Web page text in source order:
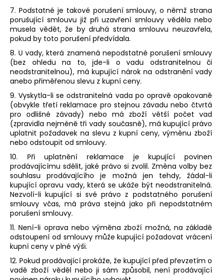
7. Podstatné je takové porušení smlouvy, o němž strana
porušující smlouvu již při uzavření smlouvy věděla nebo
musela vědět, že by druhá strana smlouvu neuzavřela,
pokud by toto porušení předvídala.
8. U vady, která znamená nepodstatné porušení smlouvy
(bez ohledu na to, jde-li o vadu odstranitelnou či
neodstranitelnou), má kupující nárok na odstranění vady
anebo přiměřenou slevu z kupní ceny.
9. Vyskytla-li se odstranitelná vada po opravě opakovaně
(obvykle třetí reklamace pro stejnou závadu nebo čtvrtá
pro odlišné závady) nebo má zboží větší počet vad
(zpravidla nejméně tři vady současně), má kupující právo
uplatnit požadavek na slevu z kupní ceny, výměnu zboží
nebo odstoupit od smlouvy.
10. Při uplatnění reklamace je kupující povinen
prodávajícímu sdělit, jaké právo si zvolil. Změna volby bez
souhlasu prodávajícího je možná jen tehdy, žádal-li
kupující opravu vady, která se ukáže být neodstranitelná.
Nezvolí-li kupující si své právo z podstatného porušení
smlouvy včas, má práva stejná jako při nepodstatném
porušení smlouvy.
11. Není-li oprava nebo výměna zboží možná, na základě
odstoupení od smlouvy může kupující požadovat vrácení
kupní ceny v plné výši.
12. Pokud prodávající prokáže, že kupující před převzetím o
vadě zboží věděl nebo ji sám způsobil, není prodávající